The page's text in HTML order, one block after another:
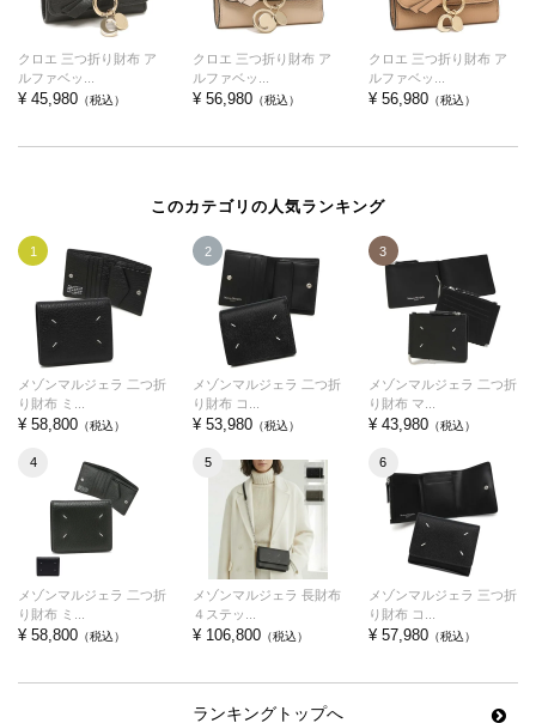
クロエ 三つ折り財布 ア
ルファベッ...
¥ 45,980 （税込）
クロエ 三つ折り財布 ア
ルファベッ...
¥ 56,980 （税込）
クロエ 三つ折り財布 ア
ルファベッ...
¥ 56,980（税込）
このカテゴリの人気ランキング
1
メゾンマルジェラ 二つ折
り財布 ミ...
¥ 58,800 （税込）
2
メゾンマルジェラ 二つ折
り財布 コ...
¥ 53,980 （税込）
3
メゾンマルジェラ 二つ折
り財布 マ...
¥ 43,980（税込）
4
メゾンマルジェラ 二つ折
り財布 ミ...
¥ 58,800 （税込）
5
メゾンマルジェラ 長財布
４ステッ...
¥ 106,800 （税込）
6
メゾンマルジェラ 三つ折
り財布 コ...
¥ 57,980（税込）
ランキングトップへ